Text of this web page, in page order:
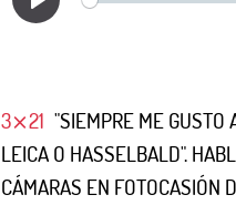
3⨯21 "SIEMPRE ME GUSTO
LEICA O HASSELBALD".
CÁMARAS EN FOTOCASIÓN